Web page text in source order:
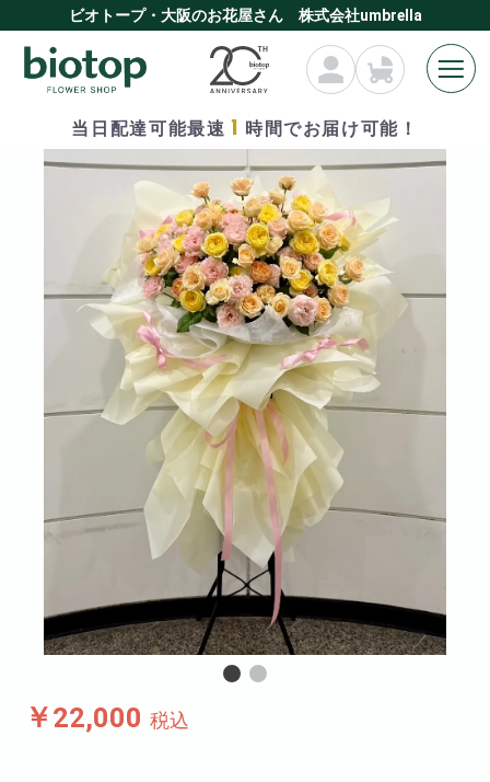
ビオトープ・大阪のお花屋さん 株式会社umbrella
当日配達可能最速 1 時間でお届け可能！
￥22,000 税込